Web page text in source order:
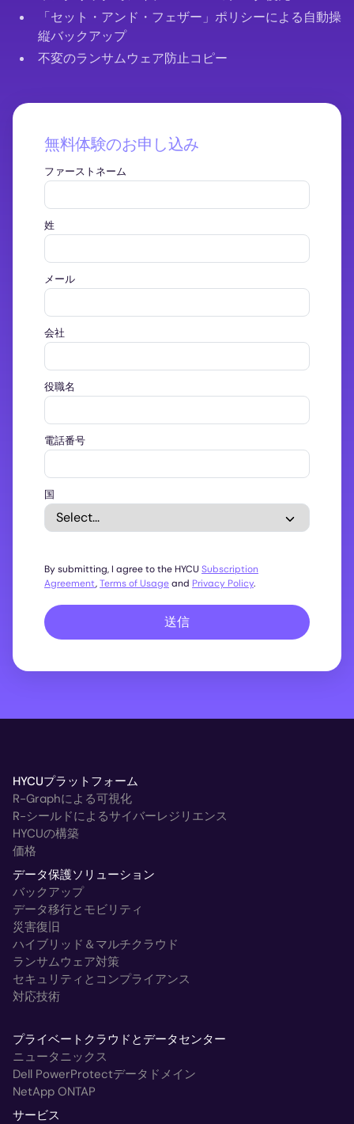
「セット・アンド・フェザー」ポリシーによる自動操
縦バックアップ
不変のランサムウェア防止コピー
無料体験のお申し込み
ファーストネーム
姓
メール
会社
役職名
電話番号
国
By submitting, I agree to the HYCU Subscription
Agreement,Terms of Usageand Privacy Policy.
送信
HYCUプラットフォーム
R-Graphによる可視化
R-シールドによるサイバーレジリエンス
HYCUの構築
価格
データ保護ソリューション
バックアップ
データ移行とモビリティ
災害復旧
ハイブリッド＆マルチクラウド
ランサムウェア対策
セキュリティとコンプライアンス
対応技術
プライベートクラウドとデータセンター
ニュータニックス
Dell PowerProtectデータドメイン
NetApp ONTAP
サービス